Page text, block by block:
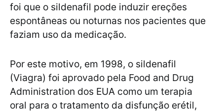
foi que o sildenafil pode induzir ereções
espontâneas ou noturnas nos pacientes que
faziam uso da medicação.
Por este motivo, em 1998, o sildenafil
(Viagra) foi aprovado pela Food and Drug
Administration dos EUA como um terapia
oral para o tratamento da disfunção erétil,